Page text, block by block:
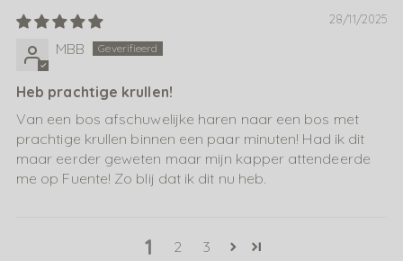
28/11/2025
MBB
Heb prachtige krullen!
Van een bos afschuwelijke haren naar een bos met
prachtige krullen binnen een paar minuten! Had ik dit
maar eerder geweten maar mijn kapper attendeerde
me op Fuente! Zo blij dat ik dit nu heb.
1 2 3